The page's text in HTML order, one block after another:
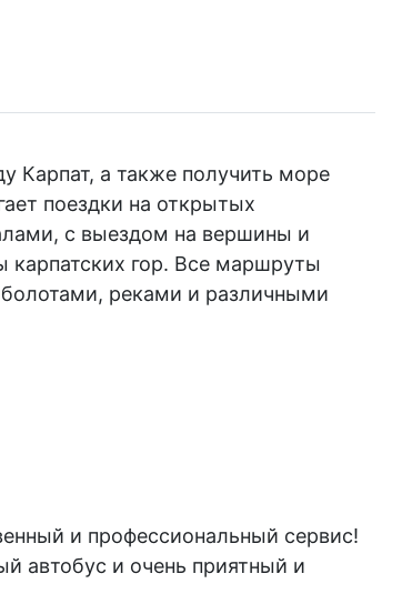
Карпат, а также получить море
поездки на открытых
с выездом на вершины и
карпатских гор. Все маршруты
реками и различными
и профессиональный сервис!
автобус и очень приятный и